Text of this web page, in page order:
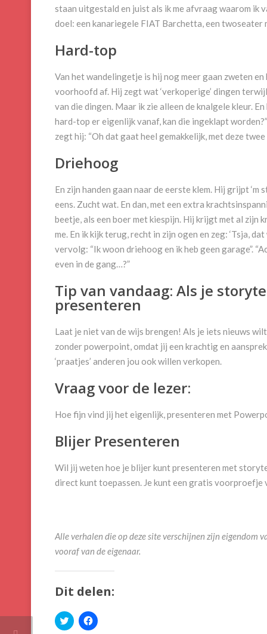
staan uitgestald en juist als ik me afvraag waarom ik
doel: een kanariegele FIAT Barchetta, een twoseater
Hard-top
Van het wandelingetje is hij nog meer gaan zweten
voorhoofd af. Hij zegt wat ‘verkoperige’ dingen
van die dingen. Maar ik zie alleen de knalgele kleur.
hard-top er eigenlijk vanaf, kan die ingeklapt
zegt hij: “Oh dat gaat heel gemakkelijk, met deze
Driehoog
En zijn handen gaan naar de eerste klem. Hij grijpt
eens. Zucht wat. En dan, met een extra
beetje, als een boer met kiespijn. Hij krijgt met al zijn
me. En ik kijk terug, recht in zijn ogen en zeg: ‘Tsja,
vervolg: “Ik woon driehoog en ik heb geen garage”.
even in de gang…?”
Tip van vandaag: Als je
presenteren
Laat je niet van de wijs brengen! Als je iets nieuws
zonder powerpoint, omdat jij een krachtig en
‘praatjes’ anderen jou ook willen verkopen.
Vraag voor de lezer:
Hoe fijn vind jij het eigenlijk, presenteren met
Blijer Presenteren
Wil jij weten hoe je blijer kunt presenteren met
direct kunt toepassen. Je kunt een gratis voorproefje
Alle verhalen die op deze site verschijnen zijn eigendom
vooraf van de eigenaar.
Dit delen:
Klik
om
Klik
om